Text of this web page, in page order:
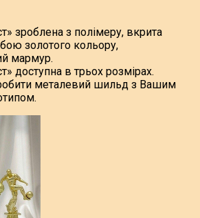
зроблена з полімеру, вкрита
золотого кольору,
мармур.
доступна в трьох розмірах.
металевий шильд з Вашим